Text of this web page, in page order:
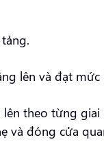
lên và đạt
theo từng
và đóng cửa